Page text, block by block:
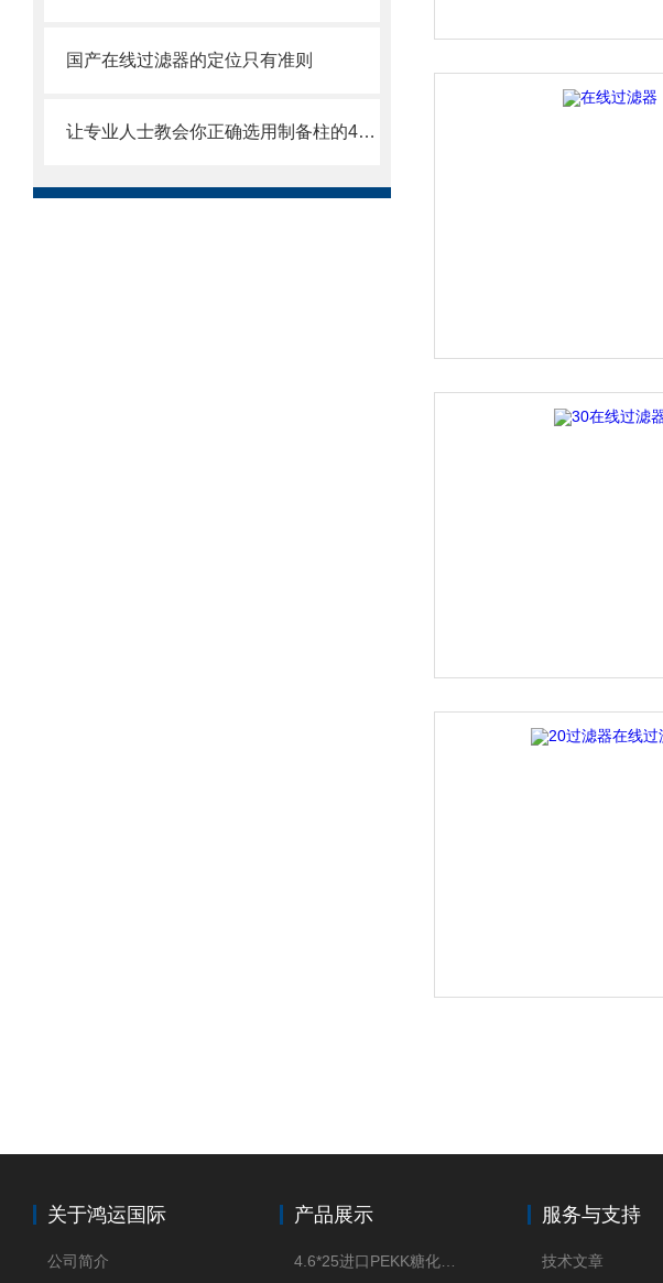
国产在线过滤器的定位只有准则
让专业人士教会你正确选用制备柱的4个重要知识点
关于鸿运国际
公司简介
产品展示 服务与支持
技术文章